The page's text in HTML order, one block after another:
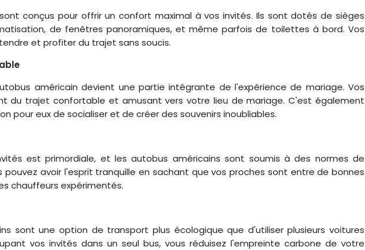
sont conçus pour offrir un confort maximal à vos invités. Ils sont dotés de sièges
de fenêtres panoramiques, et même parfois de toilettes à bord. Vos
et profiter du trajet sans soucis.
américain devient une partie intégrante de l'expérience de mariage. Vos
du trajet confortable et amusant vers votre lieu de mariage. C'est également
pour eux de socialiser et de créer des souvenirs inoubliables.
est primordiale, et les autobus américains sont soumis à des normes de
pouvez avoir l'esprit tranquille en sachant que vos proches sont entre de bonnes
chauffeurs expérimentés.
sont une option de transport plus écologique que d'utiliser plusieurs voitures
vos invités dans un seul bus, vous réduisez l'empreinte carbone de votre